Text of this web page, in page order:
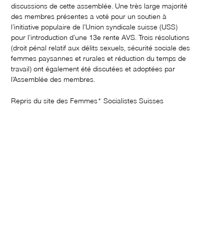
discussions de cette assemblée. Une très large majorité
des membres présentes a voté pour un soutien à
l’initiative populaire de l’Union syndicale suisse (USS)
pour l’introduction d’une 13e rente AVS. Trois résolutions
(droit pénal relatif aux délits sexuels, sécurité sociale des
femmes paysannes et rurales et réduction du temps de
travail) ont également été discutées et adoptées par
l’Assemblée des membres.
Repris du site des Femmes* Socialistes Suisses